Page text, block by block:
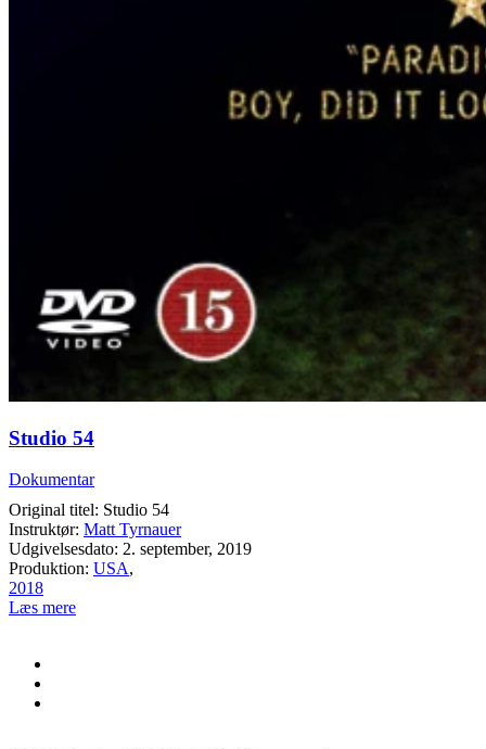
Studio 54
Dokumentar
Original titel: Studio 54
Instruktør: Matt Tyrnauer
Udgivelsesdato: 2. september, 2019
Produktion: USA,
2018
Læs mere